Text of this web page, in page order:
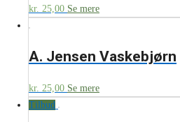
kr. 25,00 Se mere
A. Jensen Vaskebjørn
kr. 25,00 Se mere
Tilbud